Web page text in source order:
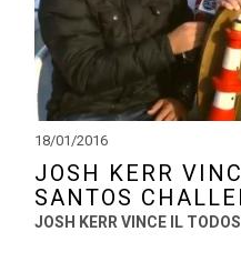
18/01/2016
JOSH KERR
SANTOS
JOSH KERR VINCE IL